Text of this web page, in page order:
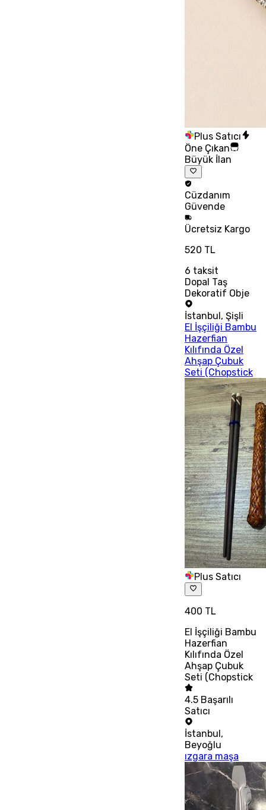
Plus Satıcı
Öne Çıkan
Büyük İlan
Cüzdanım
Güvende
Ücretsiz Kargo
520 TL
6 taksit
Dopal Taş
Dekoratif Obje
İstanbul ,Şişli
El İşçiliği Bambu
Hazerfian
Kılıfında Özel
Ahşap Çubuk
Seti (Chopstick
Plus Satıcı
400 TL
El İşçiliği Bambu
Hazerfian
Kılıfında Özel
Ahşap Çubuk
Seti (Chopstick
4.5 Başarılı
Satıcı
İstanbul,
Beyoğlu
ızgara maşa